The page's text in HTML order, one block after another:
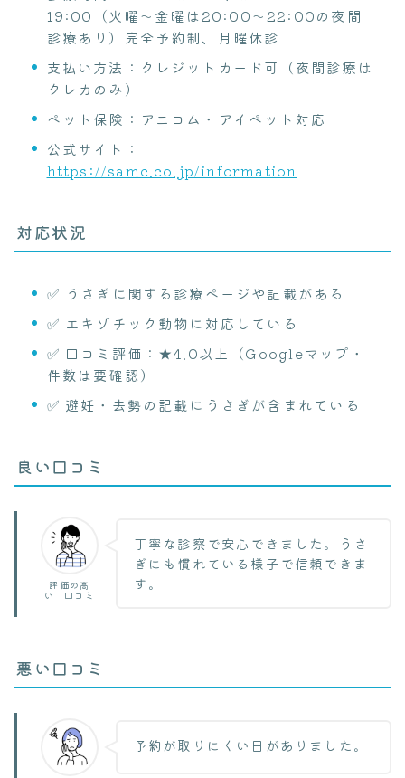
19:00（火曜〜金曜は20:00〜22:00の夜間
診療あり）完全予約制、月曜休診
支払い方法：クレジットカード可（夜間診療は
クレカのみ）
ペット保険：アニコム・アイペット対応
公式サイト：
https://samc.co.jp/information
対応状況
✅ うさぎに関する診療ページや記載がある
✅ エキゾチック動物に対応している
✅ 口コミ評価：★4.0以上（Googleマップ・
件数は要確認）
✅ 避妊・去勢の記載にうさぎが含まれている
良い口コミ
評価の高
い 口コミ
丁寧な診察で安心できました。うさ
ぎにも慣れている様子で信頼できま
す。
悪い口コミ
予約が取りにくい日がありました。